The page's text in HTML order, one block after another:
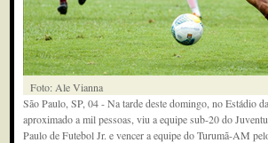
Foto: Ale Vianna
São Paulo, SP, 04 - Na tarde deste domingo, no Estádio
aproximado a mil pessoas, viu a equipe sub-20 do
Paulo de Futebol Jr. e vencer a equipe do Turumã-AM